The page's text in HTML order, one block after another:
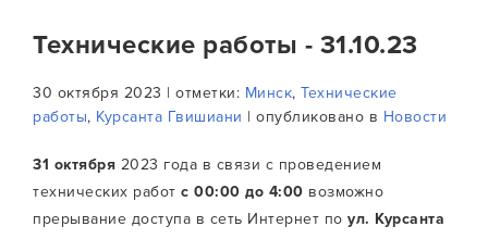
Технические работы - 31.10.23
30 октября 2023 | отметки: Минск, Технические
работы, Курсанта Гвишиани | опубликовано в Новости
31 октября 2023 года в связи с проведением
технических работ с 00:00 до 4:00 возможно
прерывание доступа в сеть Интернет по ул. Курсанта